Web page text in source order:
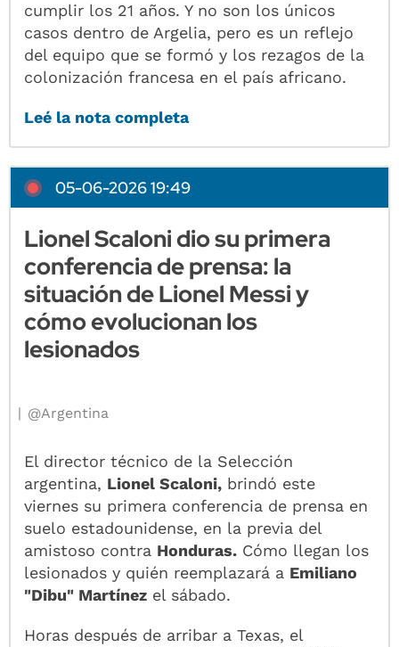
cumplir los 21 años. Y no son los únicos
casos dentro de Argelia, pero es un reflejo
del equipo que se formó y los rezagos de la
colonización francesa en el país africano.
Leé la nota completa
05-06-2026 19:49
Lionel Scaloni dio su primera
conferencia de prensa: la
situación de Lionel Messi y
cómo evolucionan los
lesionados
@Argentina
El director técnico de la Selección
argentina, Lionel Scaloni, brindó este
viernes su primera conferencia de prensa en
suelo estadounidense, en la previa del
amistoso contra Honduras. Cómo llegan los
lesionados y quién reemplazará a Emiliano
"Dibu" Martínez el sábado.
Horas después de arribar a Texas, el